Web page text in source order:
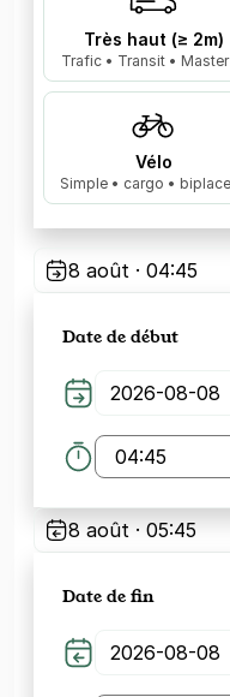
Très haut (≥ 2m)
Trafic • Transit •
Vélo
Simple • cargo •
8 août · 04:45
Date de début
8 août · 05:45
Date de fin